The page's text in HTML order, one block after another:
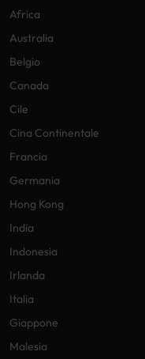
Africa
Australia
Belgio
Canada
Cile
Cina Continentale
Francia
Germania
Hong Kong
India
Indonesia
Irlanda
Italia
Giappone
Malesia